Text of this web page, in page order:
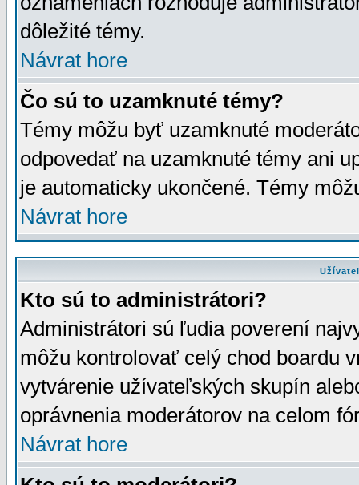
dôležité témy.
Návrat hore
Čo sú to uzamknuté témy?
Témy môžu byť uzamknuté
odpovedať na uzamknuté témy ani
je automaticky ukončené. Témy
Návrat hore
Kto sú to administrátori?
Administrátori sú ľudia poverení
môžu kontrolovať celý chod boardu
vytvárenie užívateľských skupín
oprávnenia moderátorov na celom
Návrat hore